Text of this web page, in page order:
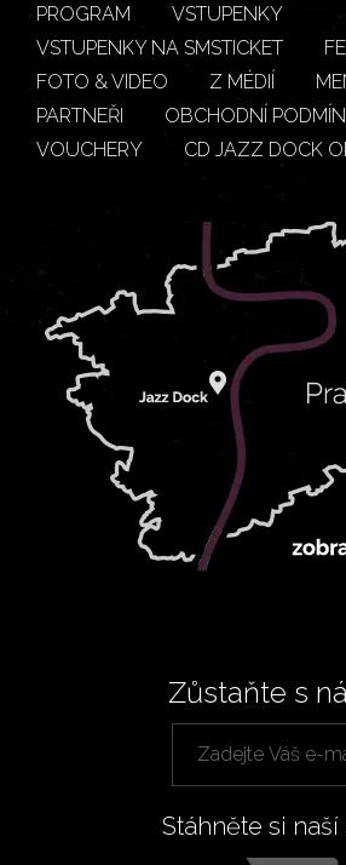
PROGRAM
VSTUPENKY
VSTUPENKY NA SMSTICKET
FOTO & VIDEO
Z MÉDIÍ
PARTNEŘI
OBCHODNÍ
VOUCHERY
CD JAZZ DOCK
Zůstaňte s
Stáhněte si